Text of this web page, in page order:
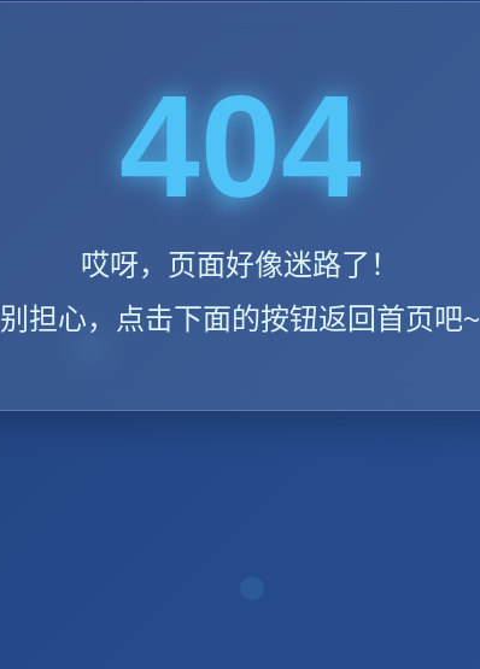
404
哎呀，页面好像迷路了！
别担心，点击下面的按钮返回首页吧~